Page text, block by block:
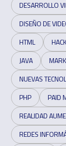
DESARROLLO
DISEÑO DE
HTML
JAVA
NUEVAS
PHP
PAID
REALIDAD
REDES